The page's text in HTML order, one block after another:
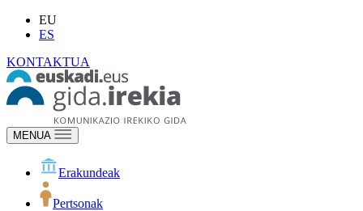
EU
ES
KONTAKTUA
MENUA
Erakundeak
Pertsonak